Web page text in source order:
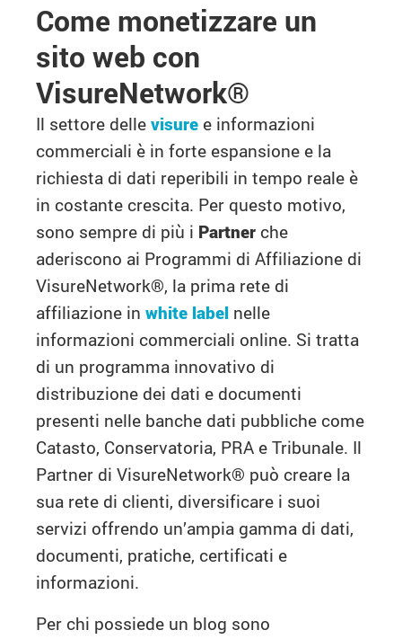
Come monetizzare un
sito web con
VisureNetwork®
Il settore delle visure e informazioni
commerciali è in forte espansione e la
richiesta di dati reperibili in tempo reale è
in costante crescita. Per questo motivo,
sono sempre di più i Partner che
aderiscono ai Programmi di Affiliazione di
VisureNetwork®, la prima rete di
affiliazione in white label nelle
informazioni commerciali online. Si tratta
di un programma innovativo di
distribuzione dei dati e documenti
presenti nelle banche dati pubbliche come
Catasto, Conservatoria, PRA e Tribunale. Il
Partner di VisureNetwork® può creare la
sua rete di clienti, diversificare i suoi
servizi offrendo un’ampia gamma di dati,
documenti, pratiche, certificati e
informazioni.
Per chi possiede un blog sono